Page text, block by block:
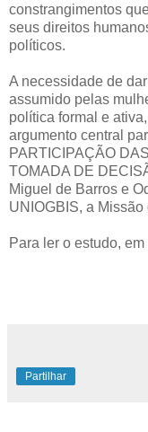
constrangimentos
seus direitos
políticos.
A necessidade de
assumido pelas
política formal e
argumento central
PARTICIPAÇÃO
TOMADA DE
Miguel de Barros e
UNIOGBIS, a
Para ler o estudo,
Partilhar